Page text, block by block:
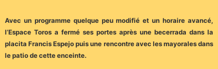
Avec un programme quelque peu modifié et un horaire avancé,
l’Espace Toros a fermé ses portes après une becerrada dans la
placita Francis Espejo puis une rencontre avec les mayorales dans
le patio de cette enceinte.